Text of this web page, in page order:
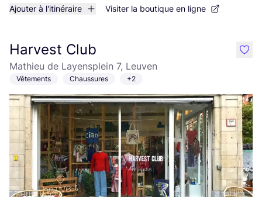
Ajouter à l'itinéraire Visiter la boutique en ligne
Harvest Club
Mathieu de Layensplein 7, Leuven
Vêtements Chaussures +2
like